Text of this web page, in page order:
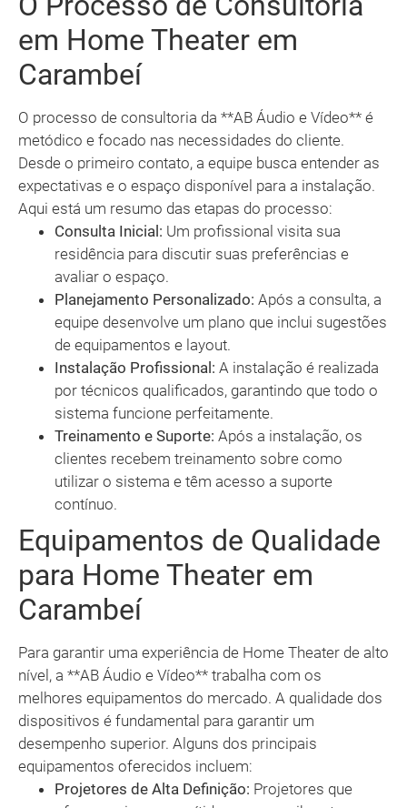
em Home Theater em
Carambeí
O processo de consultoria da **AB Áudio e Vídeo** é
metódico e focado nas necessidades do cliente.
Desde o primeiro contato, a equipe busca entender as
expectativas e o espaço disponível para a instalação.
Aqui está um resumo das etapas do processo:
Consulta Inicial: Um profissional visita sua
residência para discutir suas preferências e
avaliar o espaço.
Planejamento Personalizado: Após a consulta, a
equipe desenvolve um plano que inclui sugestões
de equipamentos e layout.
Instalação Profissional: A instalação é realizada
por técnicos qualificados, garantindo que todo o
sistema funcione perfeitamente.
Treinamento e Suporte: Após a instalação, os
clientes recebem treinamento sobre como
utilizar o sistema e têm acesso a suporte
contínuo.
Equipamentos de Qualidade
para Home Theater em
Carambeí
Para garantir uma experiência de Home Theater de alto
nível, a **AB Áudio e Vídeo** trabalha com os
melhores equipamentos do mercado. A qualidade dos
dispositivos é fundamental para garantir um
desempenho superior. Alguns dos principais
equipamentos oferecidos incluem:
Projetores de Alta Definição: Projetores que